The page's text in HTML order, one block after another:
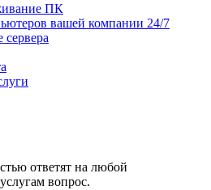
ПК
вашей компании 24/7
ответят на любой
вопрос.